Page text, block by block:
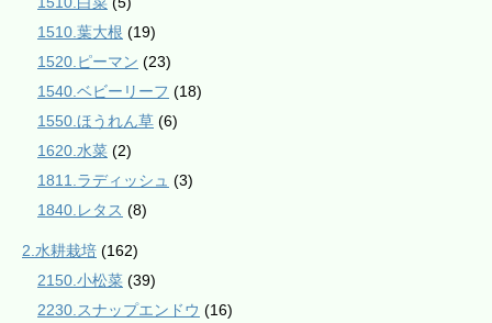
1510.葉大根 (19)
1520.ピーマン (23)
1540.ベビーリーフ (18)
1550.ほうれん草 (6)
1620.水菜 (2)
1811.ラディッシュ (3)
1840.レタス (8)
2.水耕栽培 (162)
2150.小松菜 (39)
2230.スナップエンドウ (16)